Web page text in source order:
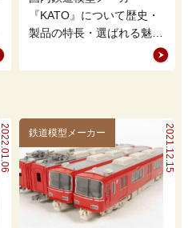
『KATO』について歴史・
製品の特長・選ばれる魅力
について解説をさせて頂き
ます。 よく聞かれる質問
2022.01.06 2021.12.15
鉄道模型メーカー